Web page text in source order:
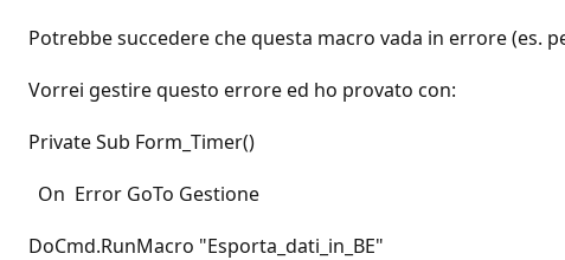
Potrebbe succedere che questa macro vada in errore (es.
Vorrei gestire questo errore ed ho provato con:
Private Sub Form_Timer()
On Error GoTo Gestione
DoCmd.RunMacro "Esporta_dati_in_BE"